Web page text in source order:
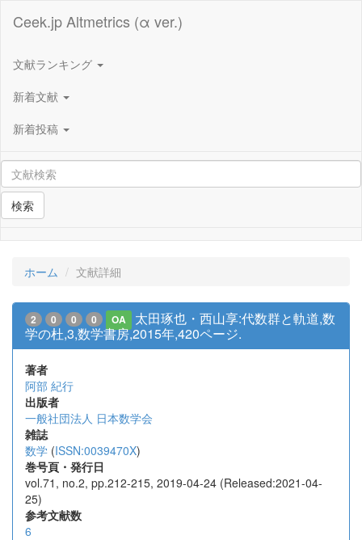
Ceek.jp Altmetrics (α ver.)
文献ランキング
新着文献
新着投稿
検索
ホーム 文献詳細
2 0 0 0 OA
太田琢也・西山享:代数群と軌道,数
学の杜,3,数学書房,2015年,420ページ.
著者
阿部 紀行
出版者
一般社団法人 日本数学会
雑誌
数学 (ISSN:0039470X)
巻号頁・発行日
vol.71, no.2, pp.212-215, 2019-04-24 (Released:2021-04-
25)
参考文献数
6